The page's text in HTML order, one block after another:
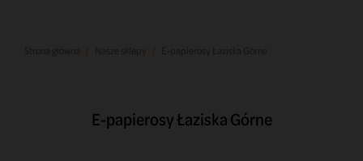
E-papierosy Łaziska Górne